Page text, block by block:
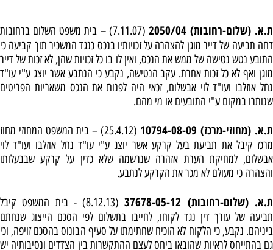
ת.א. (שלום-רחובות) 2050/04
(7.11.07) – בית משפט השלום ברחובות
דחה תביעה של דייר מוגן להצהרה על זכויותיו בנכס כנגד המשכיר תוך קביעה כי
התובע נטש נטישה של ממש את הנכס, ואין לו בו כל זכויות שהן, לא זכות של דייר
מוגן ואף לא כל זכות אחרת. עקב הנטישה, נקבע כי הנתבע אשר יוצג ע"י עו"ד
נחל אוזלבו ועו"ד לוי אבשלום, זכאי היה לפנות את הנכס משאריות הפריטים
שנותרו במקום ע"י התובעים או מי מהם.
ת.א. (מחוזי-מרכז) 10794-08-09
(25.4.12) – בית המשפט המחוזי מחוז
מרכז קיבל את תביעת בעל קרקע אשר יוצג ע"י עו"ד נחל אוזלבו ועו"ד לוי
אבשלום, למחיקת הערת אזהרה שנרשמה שלא כדין על קרקע שבבעלותו
והצהרה כי מעולם לא מכר את הקרקע לנתבע.
ת.א. (שלום-רחובות) 37678-05-12
(8.12.13) - בית המשפט קיבל
תביעה של עורך דין נגד לקוחו, לחייבו בתשלום לפי הסכם הייצוג שנחתם
ביניהם. נקבע, כי הלקוח לא הוכיח שחתימתו על סעיף הבונוס בהסכם זויפה, וכי
גם בהתייחס לראיות שהובאו ביחס לעצם ההתקשרות בין הצדדים ונסיבותיה יש